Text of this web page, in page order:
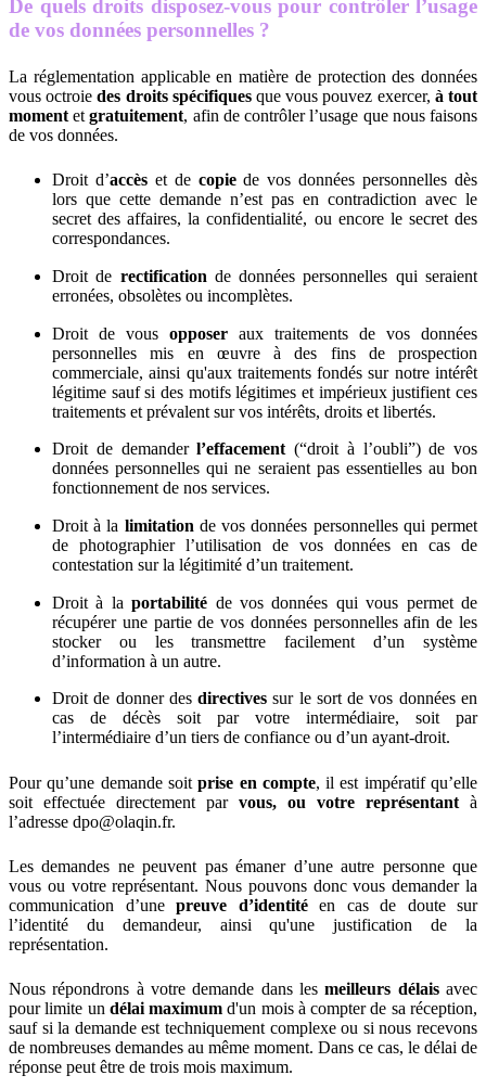
De quels droits disposez-vous pour contrôler l’usage
de vos données personnelles ?
La réglementation applicable en matière de protection des données
vous octroiedes droits spécifiquesque vous pouvez exercer, à tout
moment etgratuitement, afin de contrôler l’usage que nous faisons
de vos données.
Droit d’accèset de copiede vos données personnelles dès
lors que cette demande n’est pas en contradiction avec le
secret des affaires, la confidentialité, ou encore le secret des
correspondances.
Droit de rectification de données personnelles qui seraient
erronées, obsolètes ou incomplètes.
Droit de vous opposer aux traitements de vos données
personnelles mis en œuvre à des fins de prospection
commerciale, ainsi qu'aux traitements fondés sur notre intérêt
légitime sauf si des motifs légitimes et impérieux justifient ces
traitements et prévalent sur vos intérêts, droits et libertés.
Droit de demanderl’effacement (“droit à l’oubli”) de vos
données personnelles qui ne seraient pas essentielles au bon
fonctionnement de nos services.
Droit à la limitation de vos données personnelles qui permet
de photographier l’utilisation de vos données en cas de
contestation sur la légitimité d’un traitement.
Droit à laportabilité de vos données qui vous permet de
récupérer une partie de vos données personnelles afin de les
stocker ou les transmettre facilement d’un système
d’information à un autre.
Droit de donner desdirectives sur le sort de vos données en
cas de décès soit par votre intermédiaire, soit par
l’intermédiaire d’un tiers de confiance ou d’un ayant-droit.
Pour qu’une demande soitprise en compte, il est impératif qu’elle
soit effectuée directement par vous, ou votre représentant à
l’adresse dpo@olaqin.fr.
Les demandes ne peuvent pas émaner d’une autre personne que
vous ou votre représentant. Nous pouvons donc vous demander la
communication d’une preuve d’identitéen cas de doute sur
l’identité du demandeur, ainsi qu'une justification de la
représentation.
Nous répondrons à votre demande dans lesmeilleurs délaisavec
pour limite un délai maximum d'un mois à compter de sa réception,
sauf si la demande est techniquement complexe ou si nous recevons
de nombreuses demandes au même moment. Dans ce cas, le délai de
réponse peut être de trois mois maximum.